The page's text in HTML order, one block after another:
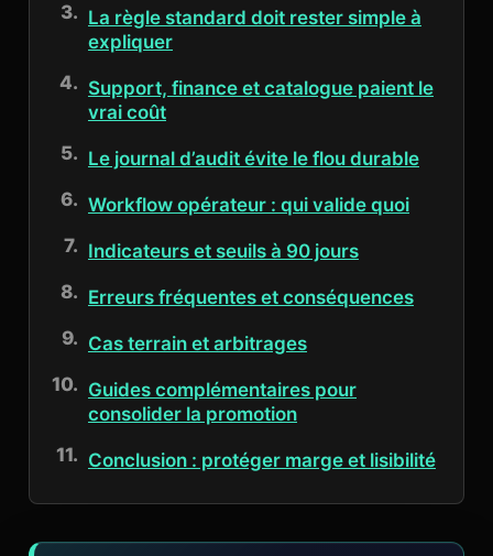
La règle standard doit rester simple à
expliquer
Support, finance et catalogue paient le
vrai coût
Le journal d’audit évite le flou durable
Workflow opérateur : qui valide quoi
Indicateurs et seuils à 90 jours
Erreurs fréquentes et conséquences
Cas terrain et arbitrages
Guides complémentaires pour
consolider la promotion
Conclusion : protéger marge et lisibilité